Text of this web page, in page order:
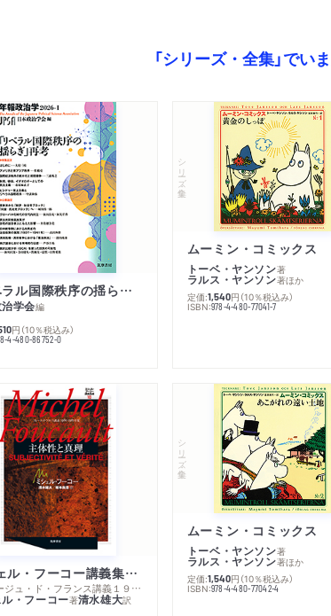
「シリーズ・全集」でい
「リベラル国際秩序の揺らぎ」再考 年報政治学２０２６‐Ⅰ
学会編
円 （10％税込み）
4-480-86752-0
シリーズ・全集
トーベ・ヤンソン著
ラルス・ヤンソン著ほか
定価:1,540円 （10％税込み）
ISBN:978-4-480-77041-7
ミシェル・フーコー講義集成１０ 主体性と真理
─コレージュ・ド・フランス講義１９８０－１９８１年度
ル・フーコー著清水雄大訳
シリーズ・全集
トーベ・ヤンソン著
ラルス・ヤンソン著ほか
定価:1,540円 （10％税込み）
ISBN:978-4-480-77042-4